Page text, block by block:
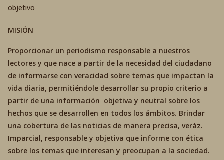
objetivo
MISIÓN
Proporcionar un periodismo responsable a nuestros
lectores y que nace a partir de la necesidad del ciudadano
de informarse con veracidad sobre temas que impactan la
vida diaria, permitiéndole desarrollar su propio criterio a
partir de una información objetiva y neutral sobre los
hechos que se desarrollen en todos los ámbitos. Brindar
una cobertura de las noticias de manera precisa, veráz.
Imparcial, responsable y objetiva que informe con ética
sobre los temas que interesan y preocupan a la sociedad.